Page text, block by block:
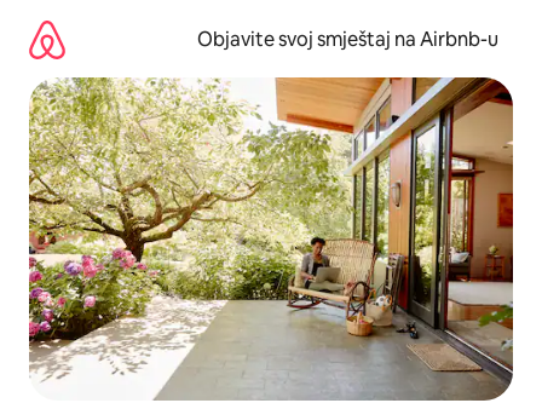
sadržaj
Objavite svoj smještaj na Airbnb-u